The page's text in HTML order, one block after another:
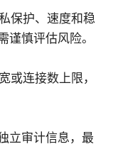
保护、速度和稳
谨慎评估风险。
或连接数上限，
立审计信息，最